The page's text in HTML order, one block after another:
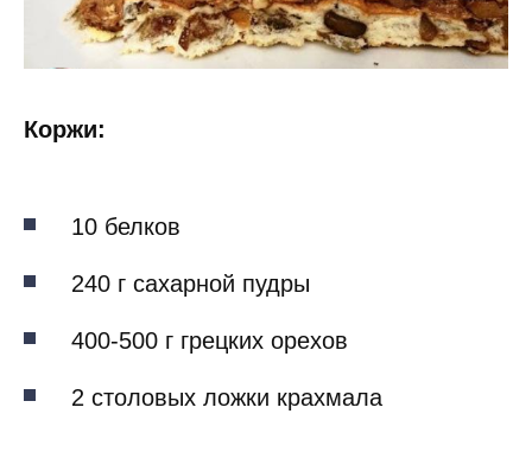
Коржи:
10 белков
240 г сахарной пудры
400-500 г грецких орехов
2 столовых ложки крахмала